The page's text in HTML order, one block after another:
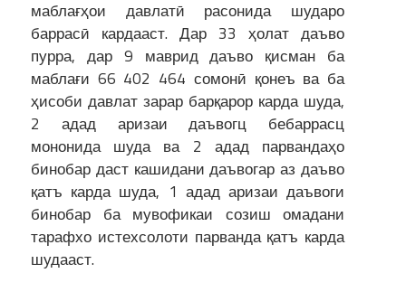
маблағҳои давлатӣ расонида шударо
баррасӣ кардааст. Дар 33 ҳолат даъво
пурра, дар 9 маврид даъво қисман ба
маблағи 66 402 464 сомонӣ қонеъ ва ба
ҳисоби давлат зарар барқарор карда шуда,
2 адад аризаи даъвогц бебаррасц
мононида шуда ва 2 адад парвандаҳо
бинобар даст кашидани даъвогар аз даъво
қатъ карда шуда, 1 адад аризаи даъвоги
бинобар ба мувофикаи созиш омадани
тарафхо истехсолоти парванда қатъ карда
шудааст.